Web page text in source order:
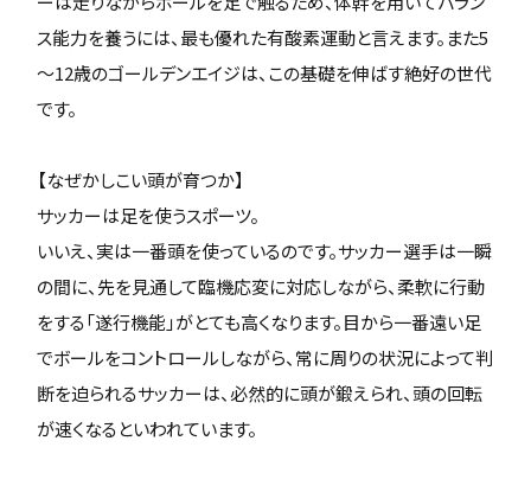
ス能力を養うには、最も優れた有酸素運動と言えます。また5
～12歳のゴールデンエイジは、この基礎を伸ばす絶好の世代
です。
【なぜかしこい頭が育つか】
サッカーは足を使うスポーツ。
いいえ、実は一番頭を使っているのです。サッカー選手は一瞬
の間に、先を見通して臨機応変に対応しながら、柔軟に行動
をする「遂行機能」がとても高くなります。目から一番遠い足
でボールをコントロールしながら、常に周りの状況によって判
断を迫られるサッカーは、必然的に頭が鍛えられ、頭の回転
が速くなるといわれています。